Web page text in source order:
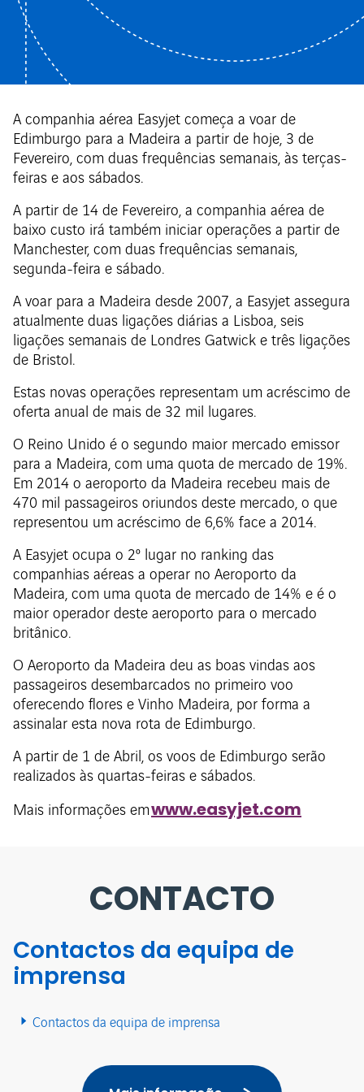
A companhia aérea Easyjet começa a voar de
Edimburgo para a Madeira a partir de hoje, 3 de
Fevereiro, com duas frequências semanais, às terças-
feiras e aos sábados.
A partir de 14 de Fevereiro, a companhia aérea de
baixo custo irá também iniciar operações a partir de
Manchester, com duas frequências semanais,
segunda-feira e sábado.
A voar para a Madeira desde 2007, a Easyjet assegura
atualmente duas ligações diárias a Lisboa, seis
ligações semanais de Londres Gatwick e três ligações
de Bristol.
Estas novas operações representam um acréscimo de
oferta anual de mais de 32 mil lugares.
O Reino Unido é o segundo maior mercado emissor
para a Madeira, com uma quota de mercado de 19%.
Em 2014 o aeroporto da Madeira recebeu mais de
470 mil passageiros oriundos deste mercado, o que
representou um acréscimo de 6,6% face a 2014.
A Easyjet ocupa o 2º lugar no ranking das
companhias aéreas a operar no Aeroporto da
Madeira, com uma quota de mercado de 14% e é o
maior operador deste aeroporto para o mercado
britânico.
O Aeroporto da Madeira deu as boas vindas aos
passageiros desembarcados no primeiro voo
oferecendo flores e Vinho Madeira, por forma a
assinalar esta nova rota de Edimburgo.
A partir de 1 de Abril, os voos de Edimburgo serão
realizados às quartas-feiras e sábados.
Mais informações emwww.easyjet.com
CONTACTO
Contactos da equipa de
imprensa
Contactos da equipa de imprensa